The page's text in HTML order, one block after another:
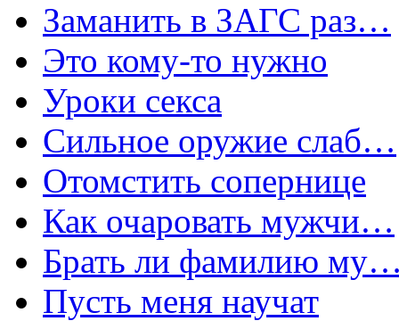
Заманить в ЗАГС раз…
Это кому-то нужно
Уроки секса
Сильное оружие слаб…
Отомстить сопернице
Как очаровать мужчи…
Брать ли фамилию
Пусть меня научат